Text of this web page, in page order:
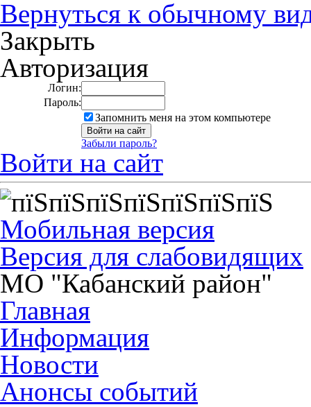
Вернуться к обычному
Закрыть
Авторизация
Логин:
Пароль:
Запомнить меня на этом компьютере
Забыли пароль?
Войти на сайт
Мобильная версия
Версия для слабовидящих
МО "Кабанский район"
Главная
Информация
Новости
Анонсы событий